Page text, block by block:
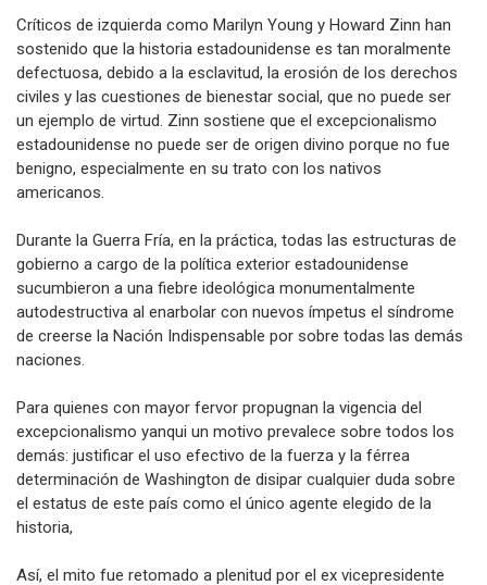
Críticos de izquierda como Marilyn Young y Howard Zinn han
sostenido que la historia estadounidense es tan moralmente
defectuosa, debido a la esclavitud, la erosión de los derechos
civiles y las cuestiones de bienestar social, que no puede ser
un ejemplo de virtud. Zinn sostiene que el excepcionalismo
estadounidense no puede ser de origen divino porque no fue
benigno, especialmente en su trato con los nativos
Durante la Guerra Fría, en la práctica, todas las estructuras de
gobierno a cargo de la política exterior estadounidense
sucumbieron a una fiebre ideológica monumentalmente
autodestructiva al enarbolar con nuevos ímpetus el síndrome
de creerse la Nación Indispensable por sobre todas las demás
Para quienes con mayor fervor propugnan la vigencia del
excepcionalismo yanqui un motivo prevalece sobre todos los
demás: justificar el uso efectivo de la fuerza y la férrea
determinación de Washington de disipar cualquier duda sobre
el estatus de este país como el único agente elegido de la